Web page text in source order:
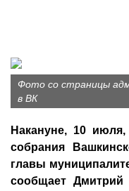
Фото со страницы
в ВК
Накануне, 10 июля,
собрания
главы
сообщает